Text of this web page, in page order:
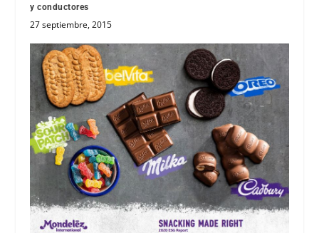
y conductores
27 septiembre, 2015